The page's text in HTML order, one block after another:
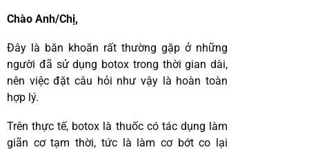
Chào Anh/Chị,
Đây là băn khoăn rất thường gặp ở những
người đã sử dụng botox trong thời gian dài,
nên việc đặt câu hỏi như vậy là hoàn toàn
hợp lý.
Trên thực tế, botox là thuốc có tác dụng làm
giãn cơ tạm thời, tức là làm cơ bớt co lại